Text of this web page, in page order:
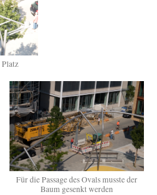
Für die Passage des Ovals musste der
Baum gesenkt werden